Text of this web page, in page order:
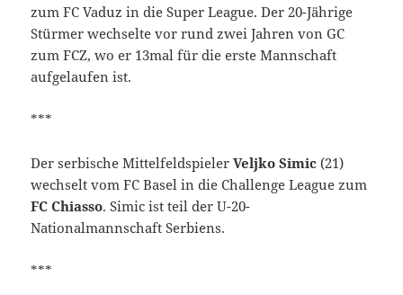
zum FC Vaduz in die Super League. Der 20-Jährige
Stürmer wechselte vor rund zwei Jahren von GC
zum FCZ, wo er 13mal für die erste Mannschaft
aufgelaufen ist.
***
Der serbische MittelfeldspielerVeljko Simic (21)
wechselt vom FC Basel in die Challenge League zum
FC Chiasso. Simic ist teil der U-20-
Nationalmannschaft Serbiens.
***